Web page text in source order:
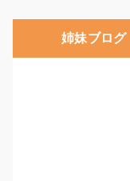
姉妹ブログ